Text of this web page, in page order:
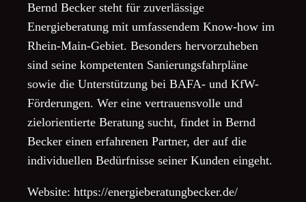
Bernd Becker steht für zuverlässige
Energieberatung mit umfassendem Know-how im
Rhein-Main-Gebiet. Besonders hervorzuheben
sind seine kompetenten Sanierungsfahrpläne
sowie die Unterstützung bei BAFA- und KfW-
Förderungen. Wer eine vertrauensvolle und
zielorientierte Beratung sucht, findet in Bernd
Becker einen erfahrenen Partner, der auf die
individuellen Bedürfnisse seiner Kunden eingeht.
Website: https://energieberatungbecker.de/